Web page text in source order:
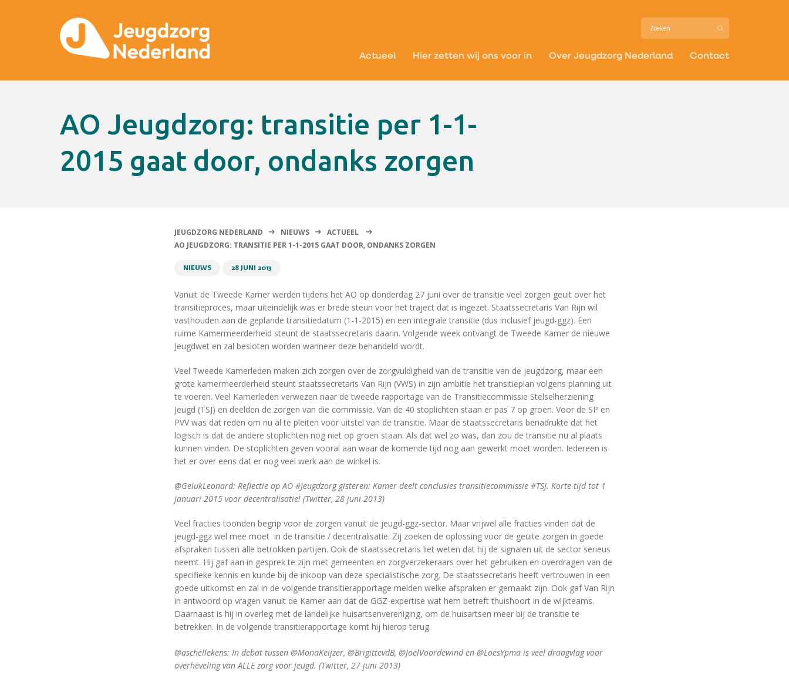
Actueel Hier zetten wij ons voor in Over Jeugdzorg Nederland Contact
AO Jeugdzorg: transitie per 1-1-
2015 gaat door, ondanks zorgen
JEUGDZORG NEDERLAND NIEUWS
ACTUEEL
AO JEUGDZORG: TRANSITIE PER 1-1-2015 GAAT DOOR, ONDANKS ZORGEN
NIEUWS 28 JUNI 2013
Vanuit de Tweede Kamer werden tijdens het AO op donderdag 27 juni over de transitie veel zorgen geuit over het
transitieproces, maar uiteindelijk was er brede steun voor het traject dat is ingezet. Staatssecretaris Van Rijn wil
vasthouden aan de geplande transitiedatum (1-1-2015) en een integrale transitie (dus inclusief jeugd-ggz). Een
ruime Kamermeerderheid steunt de staatssecretaris daarin. Volgende week ontvangt de Tweede Kamer de nieuwe
Jeugdwet en zal besloten worden wanneer deze behandeld wordt.
Veel Tweede Kamerleden maken zich zorgen over de zorgvuldigheid van de transitie van de jeugdzorg, maar een
grote kamermeerderheid steunt staatssecretaris Van Rijn (VWS) in zijn ambitie het transitieplan volgens planning uit
te voeren. Veel Kamerleden verwezen naar de tweede rapportage van de Transitiecommissie Stelselherziening
Jeugd (TSJ) en deelden de zorgen van die commissie. Van de 40 stoplichten staan er pas 7 op groen. Voor de SP en
PVV was dat reden om nu al te pleiten voor uitstel van de transitie. Maar de staatssecretaris benadrukte dat het
logisch is dat de andere stoplichten nog niet op groen staan. Als dat wel zo was, dan zou de transitie nu al plaats
kunnen vinden. De stoplichten geven vooral aan waar de komende tijd nog aan gewerkt moet worden. Iedereen is
het er over eens dat er nog veel werk aan de winkel is.
@GelukLeonard: Reflectie op AO #Jeugdzorg gisteren: Kamer deelt conclusies transitiecommissie #TSJ. Korte tijd tot 1
januari 2015 voor decentralisatie! (Twitter, 28 juni 2013)
Veel fracties toonden begrip voor de zorgen vanuit de jeugd-ggz-sector. Maar vrijwel alle fracties vinden dat de
jeugd-ggz wel mee moet in de transitie / decentralisatie. Zij zoeken de oplossing voor de geuite zorgen in goede
afspraken tussen alle betrokken partijen. Ook de staatssecretaris liet weten dat hij de signalen uit de sector serieus
neemt. Hij gaf aan in gesprek te zijn met gemeenten en zorgverzekeraars over het gebruiken en overdragen van de
specifieke kennis en kunde bij de inkoop van deze specialistische zorg. De staatssecretaris heeft vertrouwen in een
goede uitkomst en zal in de volgende transitierapportage melden welke afspraken er gemaakt zijn. Ook gaf Van Rijn
in antwoord op vragen vanuit de Kamer aan dat de GGZ-expertise wat hem betreft thuishoort in de wijkteams.
Daarnaast is hij in overleg met de landelijke huisartsenvereniging, om de huisartsen meer bij de transitie te
betrekken. In de volgende transitierapportage komt hij hierop terug.
@aschellekens: In debat tussen @MonaKeijzer, @BrigittevdB, @JoelVoordewind en @LoesYpma is veel draagvlag voor
overheveling van ALLE zorg voor jeugd. (Twitter, 27 juni 2013)